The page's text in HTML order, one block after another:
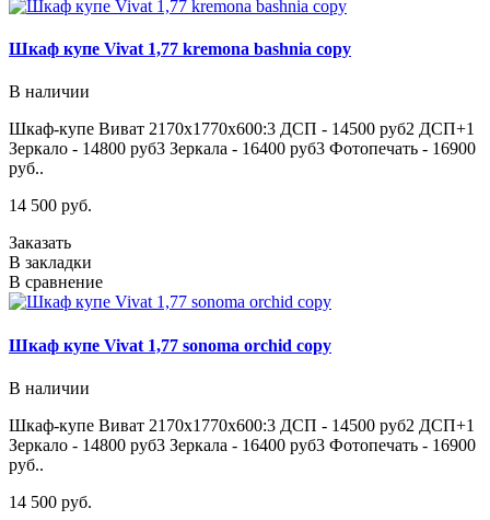
Шкаф купе Vivat 1,77 kremona bashnia copy
В наличии
Шкаф-купе Виват 2170х1770х600:3 ДСП - 14500 руб2 ДСП+1
Зеркало - 14800 руб3 Зеркала - 16400 руб3 Фотопечать - 16900
руб..
14 500 руб.
Заказать
В закладки
В сравнение
Шкаф купе Vivat 1,77 sonoma orchid copy
В наличии
Шкаф-купе Виват 2170х1770х600:3 ДСП - 14500 руб2 ДСП+1
Зеркало - 14800 руб3 Зеркала - 16400 руб3 Фотопечать - 16900
руб..
14 500 руб.